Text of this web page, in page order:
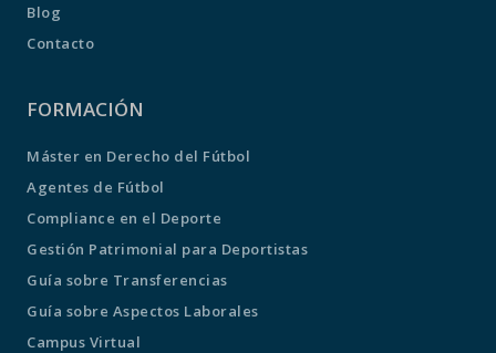
Blog
Contacto
FORMACIÓN
Máster en Derecho del Fútbol
Agentes de Fútbol
Compliance en el Deporte
Gestión Patrimonial para Deportistas
Guía sobre Transferencias
Guía sobre Aspectos Laborales
Campus Virtual